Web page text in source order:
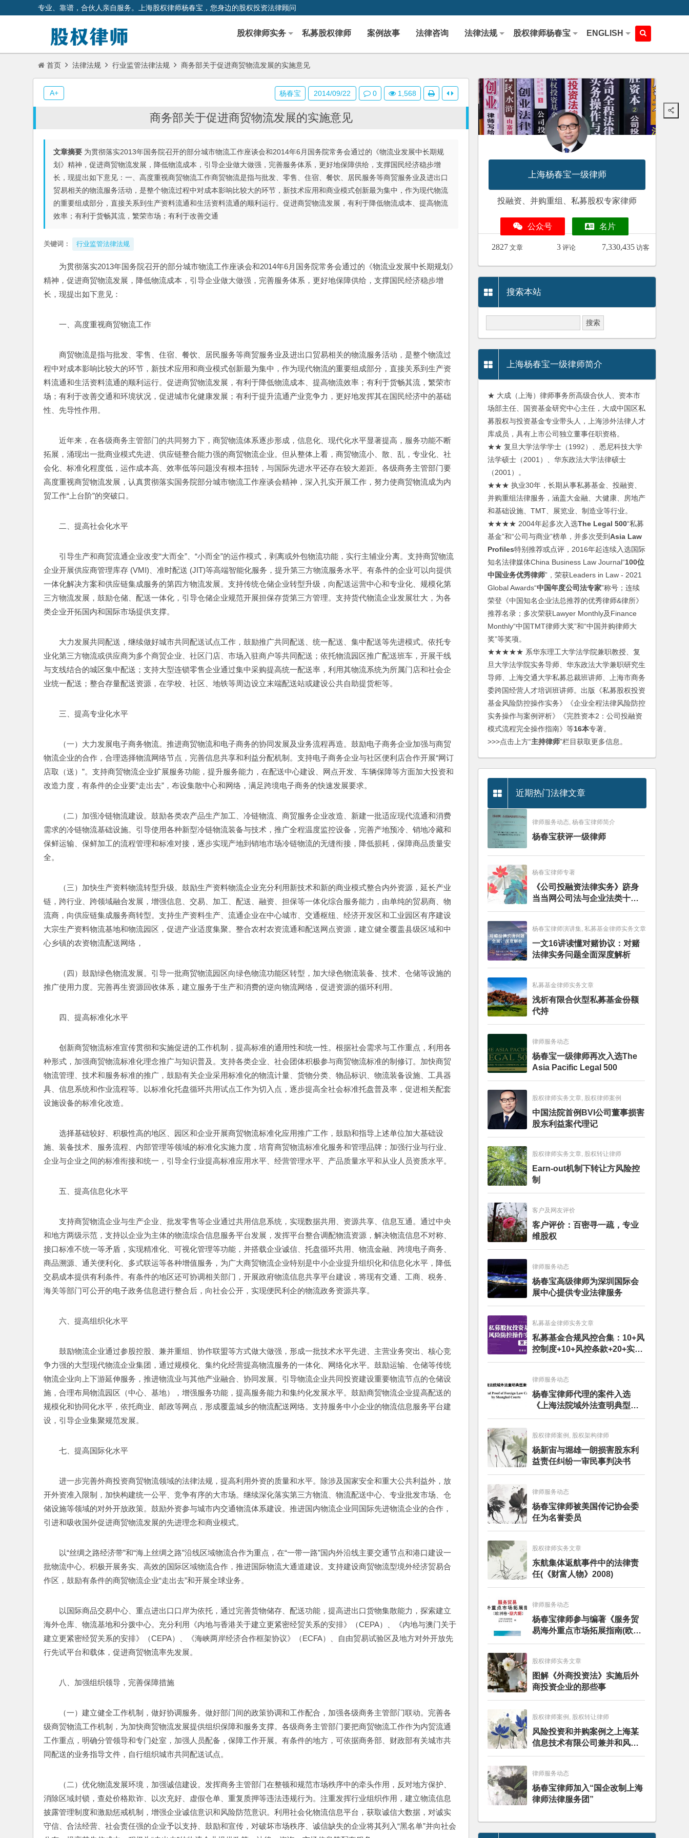
专业、靠谱，合伙人亲自服务。上海股权律师杨春宝，您身边的股权投资法律顾问
股权律师实务 私募股权律师 案例故事 法律咨询 法律法规 股权律师杨春宝 ENGLISH
首页 法律法规 行业监管法律法规 商务部关于促进商贸物流发展的实施意见
商务部关于促进商贸物流发展的实施意见
文章摘要 为贯彻落实2013年国务院召开的部分城市物流工作座谈会和2014年6月国务院常务会通过的《物流业发展中长期规
划》精神，促进商贸物流发展，降低物流成本，引导企业做大做强，完善服务体系，更好地保障供给，支撑国民经济稳步增
长，现提出如下意见：一、高度重视商贸物流工作商贸物流是指与批发、零售、住宿、餐饮、居民服务等商贸服务业及进出口
贸易相关的物流服务活动，是整个物流过程中对成本影响比较大的环节，新技术应用和商业模式创新最为集中，作为现代物流
的重要组成部分，直接关系到生产资料流通和生活资料流通的顺利运行。促进商贸物流发展，有利于降低物流成本、提高物流
效率；有利于货畅其流，繁荣市场；有利于改善交通
关键词： 行业监管法律法规
为贯彻落实2013年国务院召开的部分城市物流工作座谈会和2014年6月国务院常务会通过的《物流业发展中长期规划》
精神，促进商贸物流发展，降低物流成本，引导企业做大做强，完善服务体系，更好地保障供给，支撑国民经济稳步增
长，现提出如下意见：
一、高度重视商贸物流工作
商贸物流是指与批发、零售、住宿、餐饮、居民服务等商贸服务业及进出口贸易相关的物流服务活动，是整个物流过
程中对成本影响比较大的环节，新技术应用和商业模式创新最为集中，作为现代物流的重要组成部分，直接关系到生产资
料流通和生活资料流通的顺利运行。促进商贸物流发展，有利于降低物流成本、提高物流效率；有利于货畅其流，繁荣市
场；有利于改善交通和环境状况，促进城市化健康发展；有利于提升流通产业竞争力，更好地发挥其在国民经济中的基础
性、先导性作用。
近年来，在各级商务主管部门的共同努力下，商贸物流体系逐步形成，信息化、现代化水平显著提高，服务功能不断
拓展，涌现出一批商业模式先进、供应链整合能力强的商贸物流企业。但从整体上看，商贸物流小、散、乱，专业化、社
会化、标准化程度低，运作成本高、效率低等问题没有根本扭转，与国际先进水平还存在较大差距。各级商务主管部门要
高度重视商贸物流发展，认真贯彻落实国务院部分城市物流工作座谈会精神，深入扎实开展工作，努力使商贸物流成为内
贸工作“上台阶”的突破口。
二、提高社会化水平
引导生产和商贸流通企业改变“大而全”、“小而全”的运作模式，剥离或外包物流功能，实行主辅业分离。支持商贸物流
企业开展供应商管理库存 (VMI)、准时配送 (JIT)等高端智能化服务，提升第三方物流服务水平。有条件的企业可以向提供
一体化解决方案和供应链集成服务的第四方物流发展。支持传统仓储企业转型升级，向配送运营中心和专业化、规模化第
三方物流发展，鼓励仓储、配送一体化，引导仓储企业规范开展担保存货第三方管理。支持货代物流企业发展壮大，为各
类企业开拓国内和国际市场提供支撑。
大力发展共同配送，继续做好城市共同配送试点工作，鼓励推广共同配送、统一配送、集中配送等先进模式。依托专
业化第三方物流或供应商为多个商贸企业、社区门店、市场入驻商户等共同配送；依托物流园区推广配送班车，开展干线
与支线结合的城区集中配送；支持大型连锁零售企业通过集中采购提高统一配送率，利用其物流系统为所属门店和社会企
业统一配送；整合存量配送资源，在学校、社区、地铁等周边设立末端配送站或建设公共自助提货柜等。
三、提高专业化水平
（一）大力发展电子商务物流。推进商贸物流和电子商务的协同发展及业务流程再造。鼓励电子商务企业加强与商贸
物流企业的合作，合理选择物流网络节点，完善信息共享和利益分配机制。支持电子商务企业与社区便利店合作开展“网订
店取（送）”。支持商贸物流企业扩展服务功能，提升服务能力，在配送中心建设、网点开发、车辆保障等方面加大投资和
改造力度，有条件的企业要“走出去”，布设集散中心和网络，满足跨境电子商务的快速发展要求。
（二）加强冷链物流建设。鼓励各类农产品生产加工、冷链物流、商贸服务企业改造、新建一批适应现代流通和消费
需求的冷链物流基础设施。引导使用各种新型冷链物流装备与技术，推广全程温度监控设备，完善产地预冷、销地冷藏和
保鲜运输、保鲜加工的流程管理和标准对接，逐步实现产地到销地市场冷链物流的无缝衔接，降低损耗，保障商品质量安
全。
（三）加快生产资料物流转型升级。鼓励生产资料物流企业充分利用新技术和新的商业模式整合内外资源，延长产业
链，跨行业、跨领域融合发展，增强信息、交易、加工、配送、融资、担保等一体化综合服务能力，由单纯的贸易商、物
流商，向供应链集成服务商转型。支持生产资料生产、流通企业在中心城市、交通枢纽、经济开发区和工业园区有序建设
大宗生产资料物流基地和物流园区，促进产业适度集聚。整合农村农资流通和配送网点资源，建立健全覆盖县级区域和中
心乡镇的农资物流配送网络，
（四）鼓励绿色物流发展。引导一批商贸物流园区向绿色物流功能区转型，加大绿色物流装备、技术、仓储等设施的
推广使用力度。完善再生资源回收体系，建立服务于生产和消费的逆向物流网络，促进资源的循环利用。
四、提高标准化水平
创新商贸物流标准宣传贯彻和实施促进的工作机制，提高标准的通用性和统一性。根据社会需求与工作重点，利用各
种形式，加强商贸物流标准化理念推广与知识普及。支持各类企业、社会团体积极参与商贸物流标准的制修订。加快商贸
物流管理、技术和服务标准的推广，鼓励有关企业采用标准化的物流计量、货物分类、物品标识、物流装备设施、工具器
具、信息系统和作业流程等。以标准化托盘循环共用试点工作为切入点，逐步提高全社会标准托盘普及率，促进相关配套
设施设备的标准化改造。
选择基础较好、积极性高的地区、园区和企业开展商贸物流标准化应用推广工作，鼓励和指导上述单位加大基础设
施、装备技术、服务流程、内部管理等领域的标准化实施力度，培育商贸物流标准化服务和管理品牌；加强行业与行业、
企业与企业之间的标准衔接和统一，引导全行业提高标准应用水平、经营管理水平、产品质量水平和从业人员资质水平。
五、提高信息化水平
支持商贸物流企业与生产企业、批发零售等企业通过共用信息系统，实现数据共用、资源共享、信息互通。通过中央
和地方两级示范，支持以企业为主体的物流综合信息服务平台发展，发挥平台整合调配物流资源，解决物流信息不对称、
接口标准不统一等矛盾，实现精准化、可视化管理等功能，并搭载企业诚信、托盘循环共用、物流金融、跨境电子商务、
商品溯源、通关便利化、多式联运等各种增值服务，为广大商贸物流企业特别是中小企业提升组织化和信息化水平，降低
交易成本提供有利条件。有条件的地区还可协调相关部门，开展政府物流信息共享平台建设，将现有交通、工商、税务、
海关等部门可公开的电子政务信息进行整合后，向社会公开，实现便民利企的物流政务资源共享。
六、提高组织化水平
鼓励物流企业通过参股控股、兼并重组、协作联盟等方式做大做强，形成一批技术水平先进、主营业务突出、核心竞
争力强的大型现代物流企业集团，通过规模化、集约化经营提高物流服务的一体化、网络化水平。鼓励运输、仓储等传统
物流企业向上下游延伸服务，推进物流业与其他产业融合、协同发展。引导物流企业共同投资建设重要物流节点的仓储设
施，合理布局物流园区（中心、基地），增强服务功能，提高服务能力和集约化发展水平。鼓励商贸物流企业提高配送的
规模化和协同化水平，依托商业、邮政等网点，形成覆盖城乡的物流配送网络。支持服务中小企业的物流信息服务平台建
设，引导企业集聚规范发展。
七、提高国际化水平
进一步完善外商投资商贸物流领域的法律法规，提高利用外资的质量和水平。除涉及国家安全和重大公共利益外，放
开外资准入限制，加快构建统一公平、竞争有序的大市场。继续深化落实第三方物流、物流配送中心、专业批发市场、仓
储设施等领域的对外开放政策。鼓励外资参与城市内交通物流体系建设。推进国内物流企业同国际先进物流企业的合作，
引进和吸收国外促进商贸物流发展的先进理念和商业模式。
以“丝绸之路经济带”和“海上丝绸之路”沿线区域物流合作为重点，在“一带一路”国内外沿线主要交通节点和港口建设一
批物流中心。积极开展务实、高效的国际区域物流合作，推进国际物流大通道建设。支持建设商贸物流型境外经济贸易合
作区，鼓励有条件的商贸物流企业“走出去”和开展全球业务。
以国际商品交易中心、重点进出口口岸为依托，通过完善货物储存、配送功能，提高进出口货物集散能力，探索建立
海外仓库、物流基地和分拨中心。充分利用《内地与香港关于建立更紧密经贸关系的安排》（CEPA）、《内地与澳门关于
建立更紧密经贸关系的安排》（CEPA）、《海峡两岸经济合作框架协议》（ECFA）、自由贸易试验区及地方对外开放先
行先试平台和载体，促进商贸物流率先发展。
八、加强组织领导，完善保障措施
（一）建立健全工作机制，做好协调服务。做好部门间的政策协调和工作配合，加强各级商务主管部门联动。完善各
级商贸物流工作机制，为加快商贸物流发展提供组织保障和服务支撑。各级商务主管部门要把商贸物流工作作为内贸流通
工作重点，明确分管领导和专门处室，加强人员配备，保障工作开展。有条件的地方，可依据商务部、财政部有关城市共
同配送的业务指导文件，自行组织城市共同配送试点。
（二）优化物流发展环境，加强诚信建设。发挥商务主管部门在整顿和规范市场秩序中的牵头作用，反对地方保护、
消除区域封锁，查处价格欺诈、以次充好、虚假仓单、重复质押等违法违规行为。注重发挥行业组织作用，建立物流信息
披露管理制度和激励惩戒机制，增强企业诚信意识和风险防范意识。利用社会化物流信息平台，获取诚信大数据，对诚实
守信、合法经营、社会责任强的企业予以支持、鼓励和宣传，对破坏市场秩序、诚信缺失的企业将其列入“黑名单”并向社会
杨春宝 2014/09/22 0 1,568
A+
上海杨春宝一级律师
投融资、并购重组、私募股权专家律师
公众号 名片
2827 文章 3 评论 7,330,435 访客
搜索本站
上海杨春宝一级律师简介
★ 大成（上海）律师事务所高级合伙人、资本市
场部主任、国资基金研究中心主任，大成中国区私
募股权与投资基金专业带头人，上海涉外法律人才
库成员，具有上市公司独立董事任职资格。
★★ 复旦大学法学学士（1992）、悉尼科技大学
法学硕士（2001）、华东政法大学法律硕士
（2001）。
★★★ 执业30年，长期从事私募基金、投融资、
并购重组法律服务，涵盖大金融、大健康、房地产
和基础设施、TMT、展览业、制造业等行业。
★★★★ 2004年起多次入选The Legal 500“私募
基金”和“公司与商业”榜单，并多次受到Asia Law
Profiles特别推荐或点评，2016年起连续入选国际
知名法律媒体China Business Law Journal“100位
中国业务优秀律师”，荣获Leaders in Law - 2021
Global Awards“中国年度公司法专家”称号；连续
荣登《中国知名企业法总推荐的优秀律师&律所》
推荐名录；多次荣获Lawyer Monthly及Finance
Monthly“中国TMT律师大奖”和“中国并购律师大
奖”等奖项。
★★★★★ 系华东理工大学法学院兼职教授、复
旦大学法学院实务导师、华东政法大学兼职研究生
导师、上海交通大学私募总裁班讲师、上海市商务
委跨国经营人才培训班讲师。出版《私募股权投资
基金风险防控操作实务》《企业全程法律风险防控
实务操作与案例评析》《完胜资本2：公司投融资
模式流程完全操作指南》等16本专著。
>>>点击上方“主持律师”栏目获取更多信息。
近期热门法律文章
律师服务动态, 杨春宝律师简介
杨春宝获评一级律师
杨春宝律师专著
《公司投融资法律实务》跻身
当当网公司法与企业法类十大
畅销图书榜
杨春宝律师演讲集, 私募基金律师实务文章
一文16讲读懂对赌协议：对赌
法律实务问题全面深度解析
私募基金律师实务文章
浅析有限合伙型私募基金份额
代持
律师服务动态
杨春宝一级律师再次入选The
Asia Pacific Legal 500
股权律师实务文章, 股权律师案例
中国法院首例BVI公司董事损害
股东利益案代理记
股权律师实务文章, 股权转让律师
Earn-out机制下转让方风险控
制
客户及网友评价
客户评价：百密寻一疏，专业
维股权
律师服务动态
杨春宝高级律师为深圳国际会
展中心提供专业法律服务
私募基金律师实务文章
私募基金合规风控合集：10+风
控制度+10+风控条款+20+实务
文章+每月动态
律师服务动态
杨春宝律师代理的案件入选
《上海法院域外法查明典型案
例》
股权律师案例, 股权架构律师
杨新宙与堀雄一朗损害股东利
益责任纠纷一审民事判决书
律师服务动态
杨春宝律师被美国传记协会委
任为名誉委员
股权律师实务文章
东航集体返航事件中的法律责
任(《财富人物》2008)
律师服务动态
杨春宝律师参与编著《服务贸
易海外重点市场拓展指南(欧洲
卷·意大利)》
股权律师实务文章
图解《外商投资法》实施后外
商投资企业的那些事
股权律师案例, 股权转让律师
风险投资和并购案例之上海某
信息技术有限公司兼并和风险
投资服务
律师服务动态
杨春宝律师加入“国企改制上海
律师法律服务团”